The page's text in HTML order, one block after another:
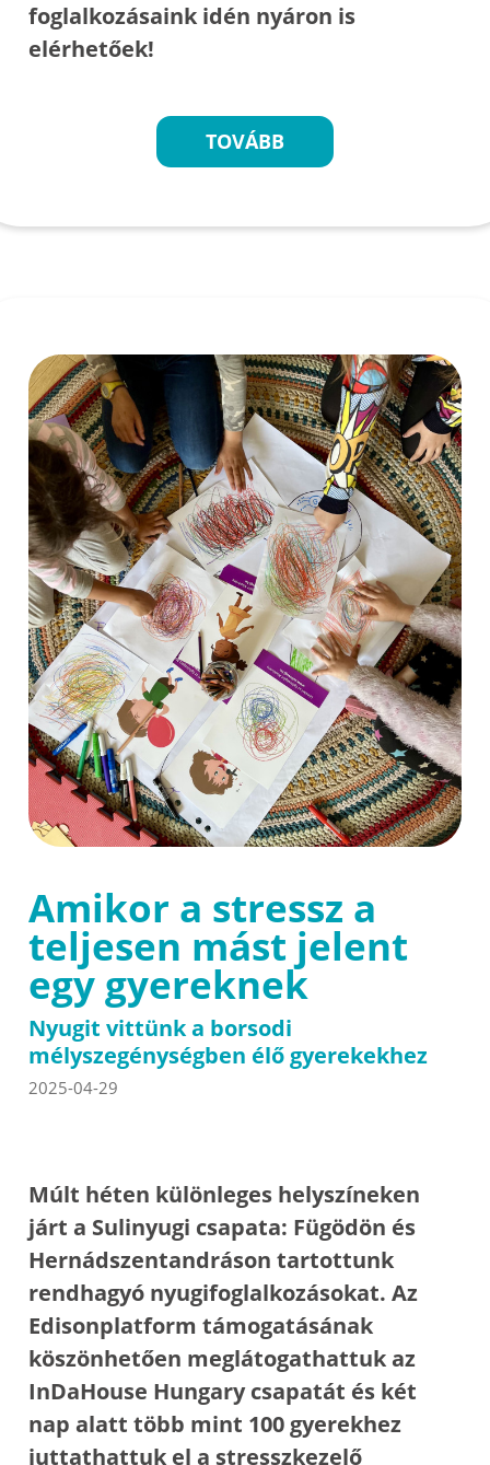
foglalkozásaink idén nyáron is
elérhetőek!
TOVÁBB
Amikor a stressz a
teljesen mást jelent
egy gyereknek
Nyugit vittünk a borsodi
mélyszegénységben élő gyerekekhez
2025-04-29
Múlt héten különleges helyszíneken
járt a Sulinyugi csapata: Fügödön és
Hernádszentandráson tartottunk
rendhagyó nyugifoglalkozásokat. Az
Edisonplatform támogatásának
köszönhetően meglátogathattuk az
InDaHouse Hungary csapatát és két
nap alatt több mint 100 gyerekhez
juttathattuk el a stresszkezelő